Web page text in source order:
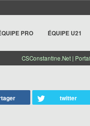
PRO ÉQUIPE U21
CSConstantine.Net |
twitter